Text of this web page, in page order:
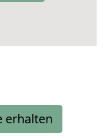
erhalten